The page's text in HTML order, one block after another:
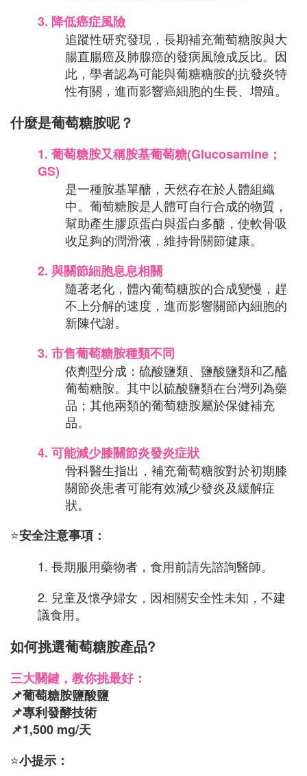
3. 降低癌症風險
追蹤性研究發現，長期補充葡萄糖胺與大
腸直腸癌及肺腺癌的發病風險成反比。因
此，學者認為可能與葡糖糖胺的抗發炎特
性有關，進而影響癌細胞的生長、增殖。
什麼是葡萄糖胺呢？
1. 葡萄糖胺又稱胺基葡萄糖(Glucosamine；
GS)
是一種胺基單醣，天然存在於人體組織
中。葡萄糖胺是人體可自行合成的物質，
幫助產生膠原蛋白與蛋白多醣，使軟骨吸
收足夠的潤滑液，維持骨關節健康。
2. 與關節細胞息息相關
隨著老化，體內葡萄糖胺的合成變慢，趕
不上分解的速度，進而影響關節內細胞的
新陳代謝。
3. 市售葡萄糖胺種類不同
依劑型分成：硫酸鹽類、鹽酸鹽類和乙醯
葡萄糖胺。其中以硫酸鹽類在台灣列為藥
品；其他兩類的葡萄糖胺屬於保健補充
品。
4. 可能減少膝關節炎發炎症狀
骨科醫生指出，補充葡萄糖胺對於初期膝
關節炎患者可能有效減少發炎及緩解症
狀。
⭐安全注意事項：
1. 長期服用藥物者，食用前請先諮詢醫師。
2. 兒童及懷孕婦女，因相關安全性未知，不建
議食用。
如何挑選葡萄糖胺產品?
三大關鍵，教你挑最好：
📌葡萄糖胺鹽酸鹽
📌專利發酵技術
📌1,500 mg/天
⭐小提示：